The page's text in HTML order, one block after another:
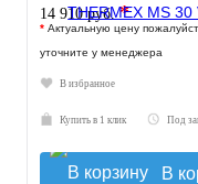
14 910 руб.*
* Актуальную цену
уточните у менеджера
В избранное
Купить в 1 клик Под
В